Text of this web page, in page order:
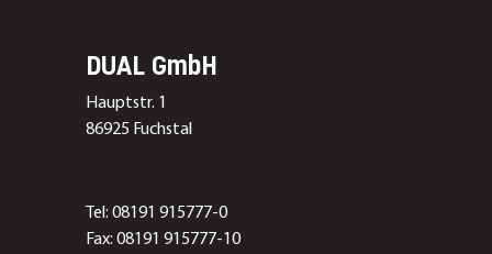
DUAL GmbH
Hauptstr. 1
86925 Fuchstal
Tel: 08191 915777-0
Fax: 08191 915777-10